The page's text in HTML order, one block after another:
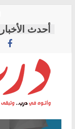
content
درب
وأتوه